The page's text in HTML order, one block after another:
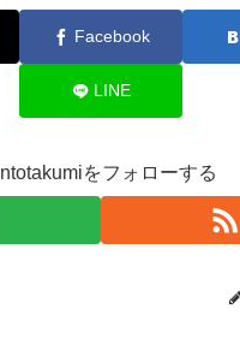
Facebook
LINE
をフォローする